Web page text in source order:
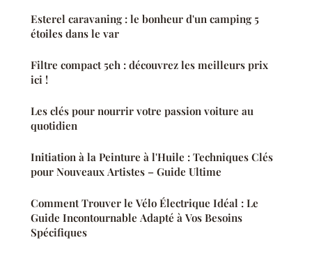
Esterel caravaning : le bonheur d'un camping 5
étoiles dans le var
Filtre compact 5eh : découvrez les meilleurs prix
ici !
Les clés pour nourrir votre passion voiture au
quotidien
Initiation à la Peinture à l'Huile : Techniques Clés
pour Nouveaux Artistes – Guide Ultime
Comment Trouver le Vélo Électrique Idéal : Le
Guide Incontournable Adapté à Vos Besoins
Spécifiques